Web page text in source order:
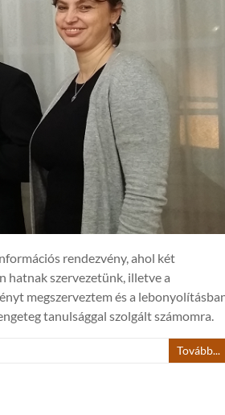
rendezvény, ahol két
hatnak szervezetünk, illetve a
megszerveztem és a
tanulsággal szolgált számomra.
Tovább...